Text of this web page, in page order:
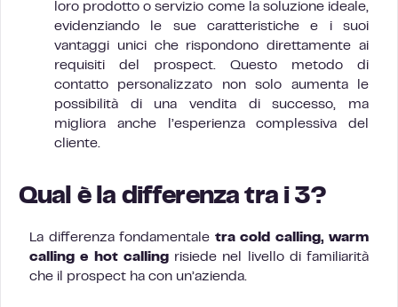
loro prodotto o servizio come la soluzione ideale,
evidenziando le sue caratteristiche e i suoi
vantaggi unici che rispondono direttamente ai
requisiti del prospect. Questo metodo di
contatto personalizzato non solo aumenta le
possibilità di una vendita di successo, ma
migliora anche l’esperienza complessiva del
cliente.
Qual è la differenza tra i 3?
La differenza fondamentale tra cold calling, warm
calling e hot callingrisiede nel livello di familiarità
che il prospect ha con un’azienda.